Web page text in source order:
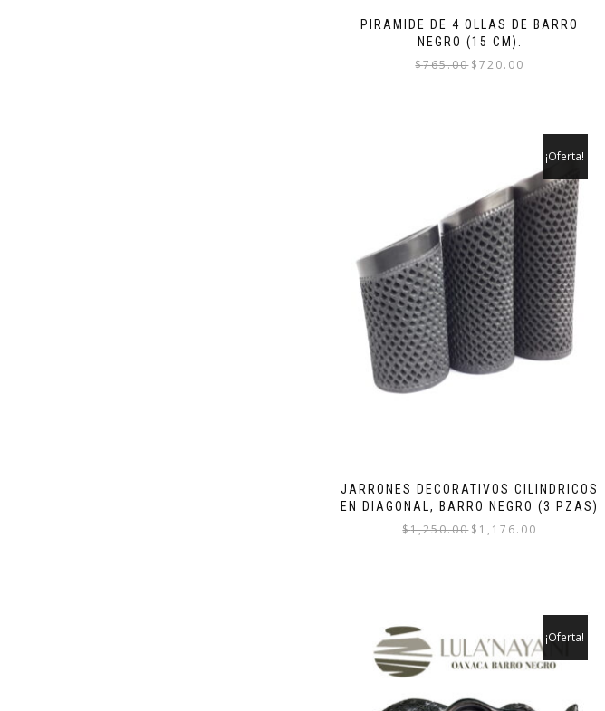
PIRAMIDE DE 4 OLLAS DE BARRO
NEGRO (15 CM).
$765.00 El
$720.00
JARRONES DECORATIVOS CILINDRICOS
EN DIAGONAL, BARRO NEGRO (3 PZAS)
¡Oferta!
$1,250.00 El
$ 1,176.00
¡Oferta!